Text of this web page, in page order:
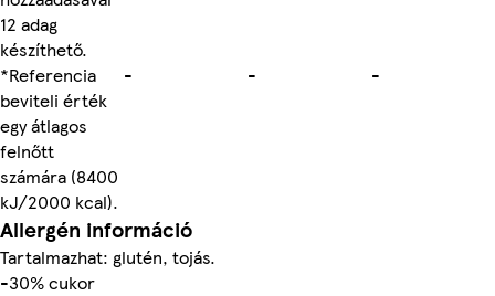
12 adag
készíthető.
*Referencia
beviteli érték
egy átlagos
felnőtt
számára (8400
kJ/2000 kcal).
- - -
Allergén információ
Tartalmazhat: glutén, tojás.
-30% cukor